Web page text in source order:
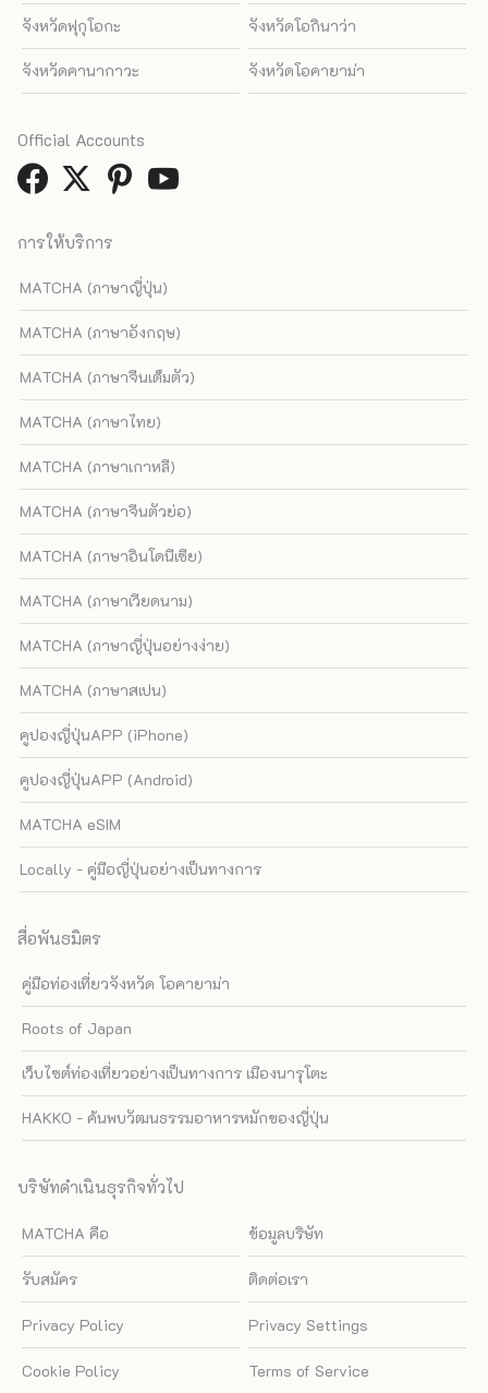
จังหวัดฟุกุโอกะ จังหวัดโอกินาว่า
จังหวัดคานากาวะ จังหวัดโอคายาม่า
การให้บริการ
MATCHA (ภาษาญี่ปุ่น)
MATCHA (ภาษาอังกฤษ)
MATCHA (ภาษาจีนเต็มตัว)
MATCHA (ภาษาไทย)
MATCHA (ภาษาเกาหลี)
MATCHA (ภาษาจีนตัวย่อ)
MATCHA (ภาษาอินโดนีเซีย)
MATCHA (ภาษาเวียดนาม)
MATCHA (ภาษาญี่ปุ่นอย่างง่าย)
MATCHA (ภาษาสเปน)
คูปองญี่ปุ่นAPP (iPhone)
คูปองญี่ปุ่นAPP (Android)
MATCHA eSIM
Locally - คู่มือญี่ปุ่นอย่างเป็นทางการ
สื่อพันธมิตร
คู่มือท่องเที่ยวจังหวัด โอคายาม่า
Roots of Japan
เว็บไซต์ท่องเที่ยวอย่างเป็นทางการ เมืองนารุโตะ
HAKKO - ค้นพบวัฒนธรรมอาหารหมักของญี่ปุ่น
บริษัทดำเนินธุรกิจทั่วไป
MATCHA คือ ข้อมูลบริษัท
รับสมัคร ติดต่อเรา
Privacy Policy Privacy Settings
Cookie Policy Terms of Service
Official Accounts